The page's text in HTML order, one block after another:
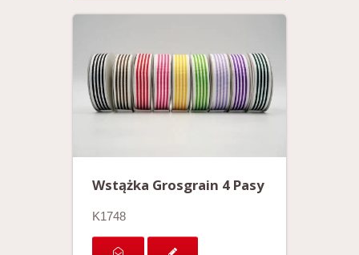
Wstążka Grosgrain 4 Pasy
K1748